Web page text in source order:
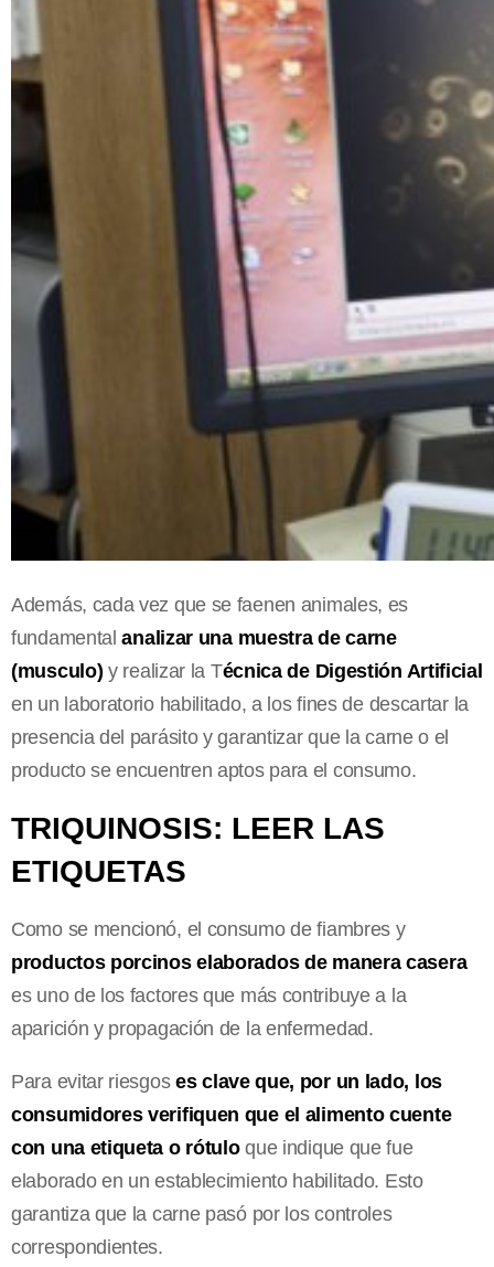
Además, cada vez que se faenen animales, es
fundamentalanalizar una muestra de carne
(musculo) y realizar la Técnica de Digestión Artificial
en un laboratorio habilitado, a los fines de descartar la
presencia del parásito y garantizar que la carne o el
producto se encuentren aptos para el consumo.
TRIQUINOSIS: LEER LAS
ETIQUETAS
Como se mencionó, el consumo de fiambres y
productos porcinos elaborados de manera casera
es uno de los factores que más contribuye a la
aparición y propagación de la enfermedad.
Para evitar riesgos es clave que, por un lado, los
consumidores verifiquen que el alimento cuente
con una etiqueta o rótuloque indique que fue
elaborado en un establecimiento habilitado. Esto
garantiza que la carne pasó por los controles
correspondientes.